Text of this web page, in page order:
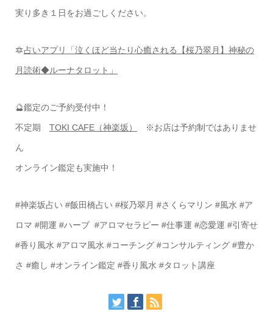
実り多き１日をお過ごしください。
🔯占いアプリ「泣くほど当たり心癒される【桜乃翠月】神秘の
月読術◆ルーナタロット」
🔮鑑定のご予約受付中！
不定期 TOKI CAFE（神楽坂） ※お店は予約制ではありませ
ん
オンライン鑑定も実施中！
#神楽坂占い #飯田橋占い #桜乃翠月 #さくらマリン #風水 #ア
ロマ #開運 #ハーブ #アロマセラピー #仕事運 #恋愛運 #引寄せ
#香り風水 #アロマ風水 #コーチング #コンサルティング #豊か
さ #癒し #オンライン鑑定 #香り風水 #タロット講座